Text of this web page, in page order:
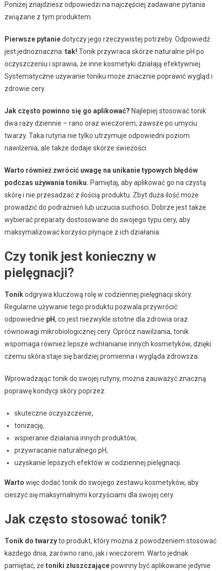
Poniżej znajdziesz odpowiedzi na najczęściej zadawane pytania
związane z tym produktem.
Pierwsze pytaniedotyczy jego rzeczywistej potrzeby. Odpowiedź
jest jednoznaczna: tak! Tonik przywraca skórze naturalne pH po
oczyszczeniu i sprawia, że inne kosmetyki działają efektywniej.
Systematyczne używanie toniku może znacznie poprawić wygląd i
zdrowie cery.
Jak często powinno się go aplikować? Najlepiej stosować tonik
dwa razy dziennie – rano oraz wieczorem, zawsze po umyciu
twarzy. Taka rutyna nie tylko utrzymuje odpowiedni poziom
nawilżenia, ale także dodaje skórze świeżości.
Warto również zwrócić uwagę na unikanie typowych błędów
podczas używania toniku. Pamiętaj, aby aplikować go na czystą
skórę i nie przesadzać z ilością produktu. Zbyt duża ilość może
prowadzić do podrażnień lub uczucia suchości. Dobrze jest także
wybierać preparaty dostosowane do swojego typu cery, aby
maksymalizować korzyści płynące z ich działania.
Czy tonik jest konieczny w
pielęgnacji?
Tonikodgrywa kluczową rolę w codziennej pielęgnacji skóry.
Regularne używanie tego produktu pozwala przywrócić
odpowiednie pH, co jest niezwykle istotne dla zdrowia oraz
równowagi mikrobiologicznej cery. Oprócz nawilżania, tonik
wspomaga również lepsze wchłanianie innych kosmetyków, dzięki
czemu skóra staje się bardziej promienna i wygląda zdrowsza.
Wprowadzając tonik do swojej rutyny, można zauważyć znaczną
poprawę kondycji skóry poprzez:
skuteczne oczyszczenie,
tonizację,
wspieranie działania innych produktów,
przywracanie naturalnego pH,
uzyskanie lepszych efektów w codziennej pielęgnacji.
Warto więc dodać tonik do swojego zestawu kosmetyków, aby
cieszyć się maksymalnymi korzyściami dla swojej cery.
Jak często stosować tonik?
Tonik do twarzyto produkt, który można z powodzeniem stosować
każdego dnia, zarówno rano, jak i wieczorem. Warto jednak
pamiętać, że toniki złuszczającepowinny być aplikowane jedynie